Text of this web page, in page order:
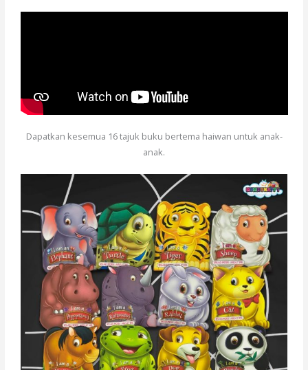
Dapatkan kesemua 16 tajuk buku bertema haiwan untuk anak-
anak.